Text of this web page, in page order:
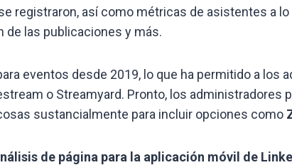
registraron, así como métricas de asistentes a
de las publicaciones y más.
eventos desde 2019, lo que ha permitido a los
o Streamyard. Pronto, los administradores
sustancialmente para incluir opciones como
de página para la aplicación móvil de